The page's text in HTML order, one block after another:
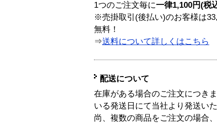
1つのご注文毎に一律1,100円(税
※売掛取引(後払い)のお客様は
無料！
⇒送料について詳しくはこちら
配送について
在庫がある場合のご注文につき
いる発送日にて当社より発送い
尚、複数の商品をご注文の場合